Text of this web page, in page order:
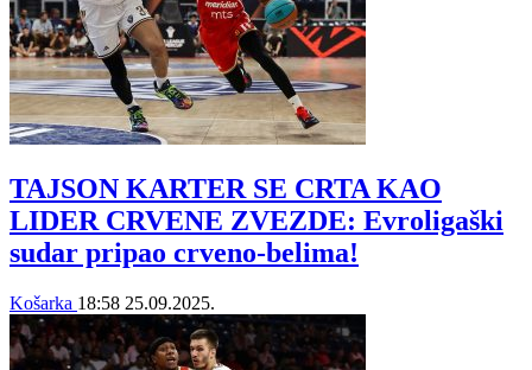
TAJSON KARTER SE CRTA KAO
LIDER CRVENE ZVEZDE: Evroligaški
sudar pripao crveno-belima!
Košarka 18:58 25.09.2025.